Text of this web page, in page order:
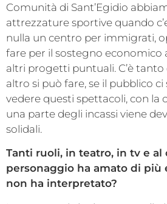
Comunità di Sant’Egidio
attrezzature sportive quando
nulla un centro per immigrati,
fare per il sostegno economico
altri progetti puntuali. C’è
altro si può fare, se il pubblico
vedere questi spettacoli, con la
una parte degli incassi viene
solidali.
Tanti ruoli, in teatro, in tv e al
personaggio ha amato di più
non ha interpretato?